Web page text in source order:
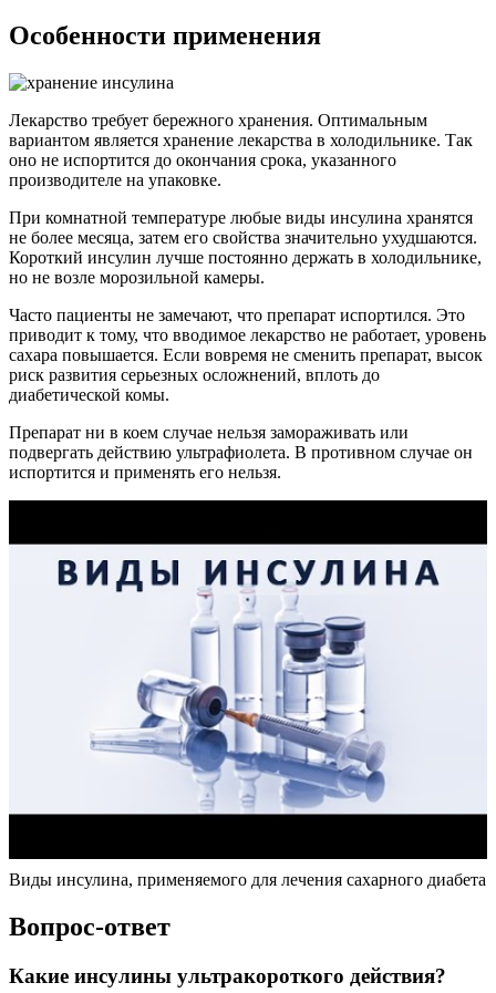
Особенности применения
Лекарство требует бережного хранения. Оптимальным
вариантом является хранение лекарства в холодильнике. Так
оно не испортится до окончания срока, указанного
производителе на упаковке.
При комнатной температуре любые виды инсулина хранятся
не более месяца, затем его свойства значительно ухудшаются.
Короткий инсулин лучше постоянно держать в холодильнике,
но не возле морозильной камеры.
Часто пациенты не замечают, что препарат испортился. Это
приводит к тому, что вводимое лекарство не работает, уровень
сахара повышается. Если вовремя не сменить препарат, высок
риск развития серьезных осложнений, вплоть до
диабетической комы.
Препарат ни в коем случае нельзя замораживать или
подвергать действию ультрафиолета. В противном случае он
испортится и применять его нельзя.
Виды инсулина, применяемого для лечения сахарного диабета
Вопрос-ответ
Какие инсулины ультракороткого действия?